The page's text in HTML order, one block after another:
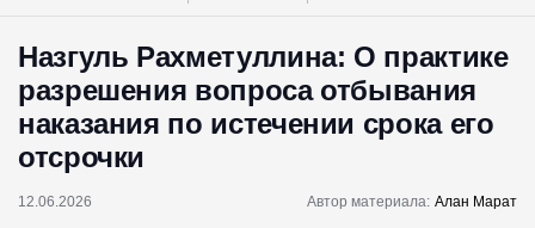
Назгуль Рахметуллина: О практике
разрешения вопроса отбывания
наказания по истечении срока его
отсрочки
12.06.2026 Автор материала: Алан Марат